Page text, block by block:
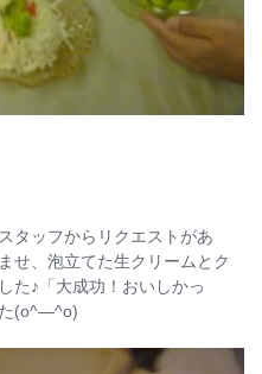
タッフからリクエストがあ
せ、泡立てた生クリームとク
た♪「大成功！おいしかっ
た(o^―^o)